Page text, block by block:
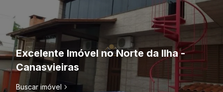
Excelente Imóvel no Norte da Ilha -
Canasvieiras
Buscar imóvel